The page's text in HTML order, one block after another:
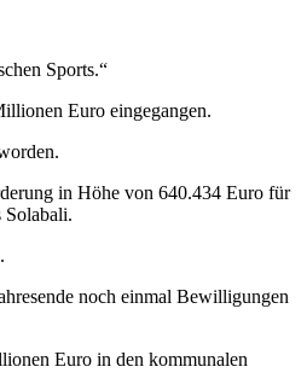
Sports.“
Euro eingegangen.
in Höhe von 640.434 Euro für
Solabali.
noch einmal Bewilligungen
Euro in den kommunalen